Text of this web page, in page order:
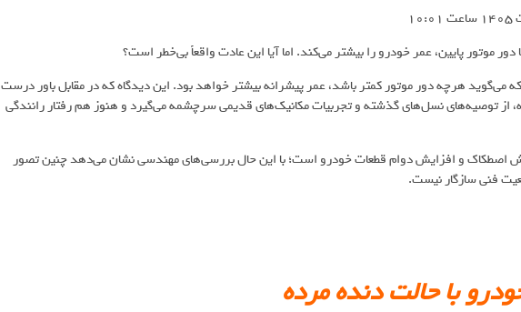
دور موتور پایین، عمر خودرو را بیشتر می‌کند. اما آیا این عادت واقعاً بی‌خطر است؟
می‌گوید هرچه دور موتور کمتر باشد، عمر پیشرانه بیشتر خواهد بود. این دیدگاه که در مقابل باور درست
از توصیه‌های نسل‌های گذشته و تجربیات مکانیک‌های قدیمی سرچشمه می‌گیرد و هنوز هم رفتار رانندگی
اصطکاک و افزایش دوام قطعات خودرو است؛ با این حال بررسی‌های مهندسی نشان می‌دهد چنین تصور
فنی سازگار نیست.
با حالت دنده مرده